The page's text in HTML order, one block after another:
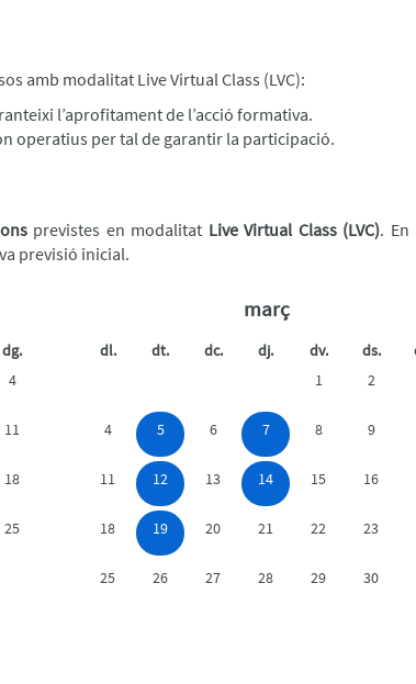
amb modalitat Live Virtual Class (LVC):
l’aprofitament de l’acció formativa.
operatius per tal de garantir la participació.
previstes en modalitat Live Virtual Class (LVC). En
previsió inicial.
dg.
4
11
18
25
març
dl. dt. dc. dj. dv. ds.
1
2
4 5 6 7 8 9
11 12 13 14 15 16
18 19 20 21 22 23
25 26 27 28 29 30